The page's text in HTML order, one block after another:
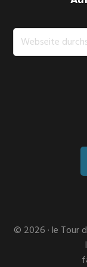
Webseite
durchsuchen
© 2026 ·le Tour